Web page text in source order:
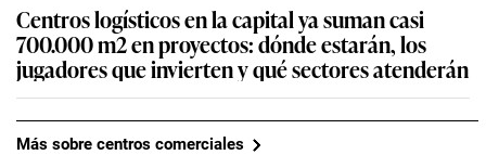
Centros logísticos en la capital ya suman casi
700.000 m2 en proyectos: dónde estarán, los
jugadores que invierten y qué sectores atenderán
Más sobre centros comerciales